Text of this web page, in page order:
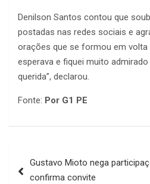
Denilson Santos contou que
postadas nas redes sociais e
orações que se formou em volta
esperava e fiquei muito
querida”, declarou.
Fonte: Por G1 PE
de
Gustavo Mioto nega
confirma convite